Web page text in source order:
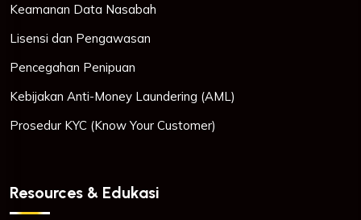
Keamanan Data Nasabah
Lisensi dan Pengawasan
Pencegahan Penipuan
Kebijakan Anti-Money Laundering (AML)
Prosedur KYC (Know Your Customer)
Resources & Edukasi